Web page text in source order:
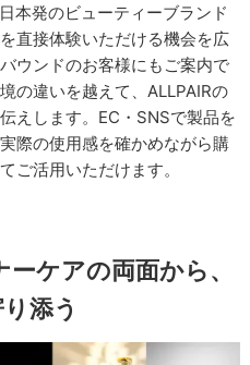
本発のビューティーブランド
直接体験いただける機会を広
ウンドのお客様にもご案内で
の違いを越えて、ALLPAIRの
えします。EC・SNSで製品を
際の使用感を確かめながら購
ご活用いただけます。
ケアの両面から、
添う